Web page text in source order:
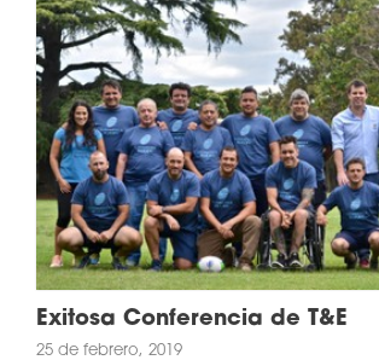
Exitosa Conferencia de T&E
25 de febrero, 2019